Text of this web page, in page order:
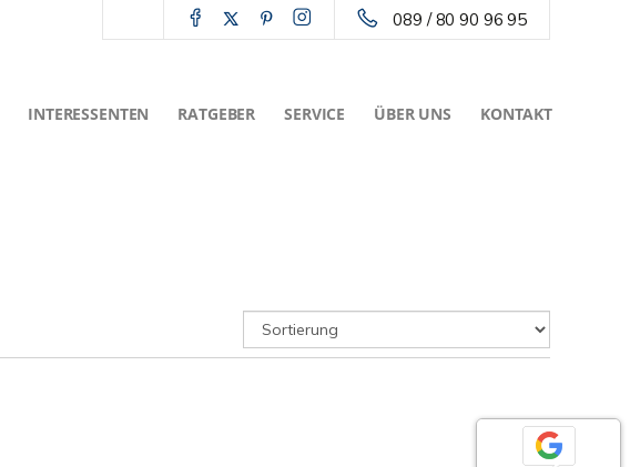
089 / 80 90 96 95
INTERESSENTEN RATGEBER SERVICE ÜBER UNS KONTAKT